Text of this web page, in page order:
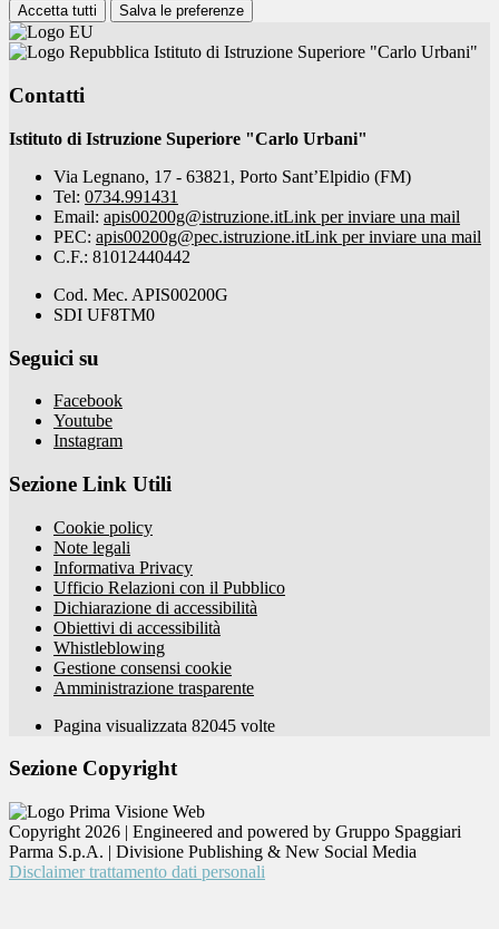
Accetta tutti Salva le preferenze
Istituto di Istruzione Superiore "Carlo Urbani"
Contatti
Istituto di Istruzione Superiore "Carlo Urbani"
Via Legnano, 17 - 63821, Porto Sant’Elpidio (FM)
Tel: 0734.991431
Email: apis00200g@istruzione.itLink per inviare una mail
PEC: apis00200g@pec.istruzione.itLink per inviare una mail
C.F.: 81012440442
Cod. Mec. APIS00200G
SDI UF8TM0
Seguici su
Facebook
Youtube
Instagram
Sezione Link Utili
Cookie policy
Note legali
Informativa Privacy
Ufficio Relazioni con il Pubblico
Dichiarazione di accessibilità
Obiettivi di accessibilità
Whistleblowing
Gestione consensi cookie
Amministrazione trasparente
Pagina visualizzata 82045 volte
Sezione Copyright
Copyright 2026 | Engineered and powered by Gruppo Spaggiari
Parma S.p.A. | Divisione Publishing & New Social Media
Disclaimer trattamento dati personali